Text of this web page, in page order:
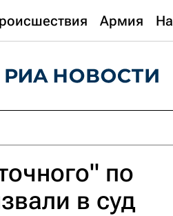
Армия
по
в суд